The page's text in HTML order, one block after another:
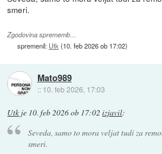
smeri.
Zgodovina sprememb…
spremenil: Utk (10. feb 2026 ob 17:02)
Mato989
:: 10. feb 2026, 17:03
Utk je 10. feb 2026 ob 17:02 izjavil:
Seveda, samo to mora veljat tudi za
smeri.